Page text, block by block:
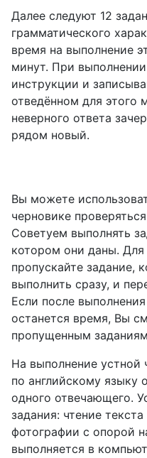
Далее следуют 12
грамматического
время на выполнение
минут. При
инструкции и
отведённом для этого
неверного ответа
рядом новый.
Вы можете
черновике
Советуем выполнять
котором они даны.
пропускайте задание,
выполнить сразу, и
Если после
останется время, Вы
пропущенным
На выполнение устной
по английскому языку
одного отвечающего.
задания: чтение
фотографии с опорой
выполняется в